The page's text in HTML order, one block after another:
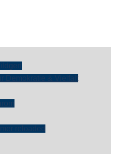
Demokratie & Vielfalt
reloaded